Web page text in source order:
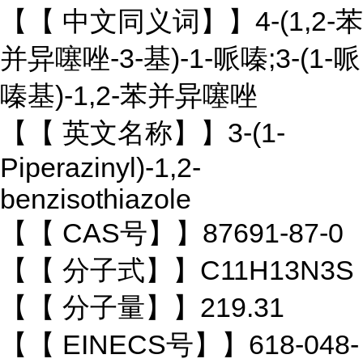
【【 中文同义词】】4-(1,2-苯
并异噻唑-3-基)-1-哌嗪;3-(1-哌
嗪基)-1,2-苯并异噻唑
【【 英文名称】】3-(1-
Piperazinyl)-1,2-
benzisothiazole
【【 CAS号】】87691-87-0
【【 分子式】】C11H13N3S
【【 分子量】】219.31
【【 EINECS号】】618-048-